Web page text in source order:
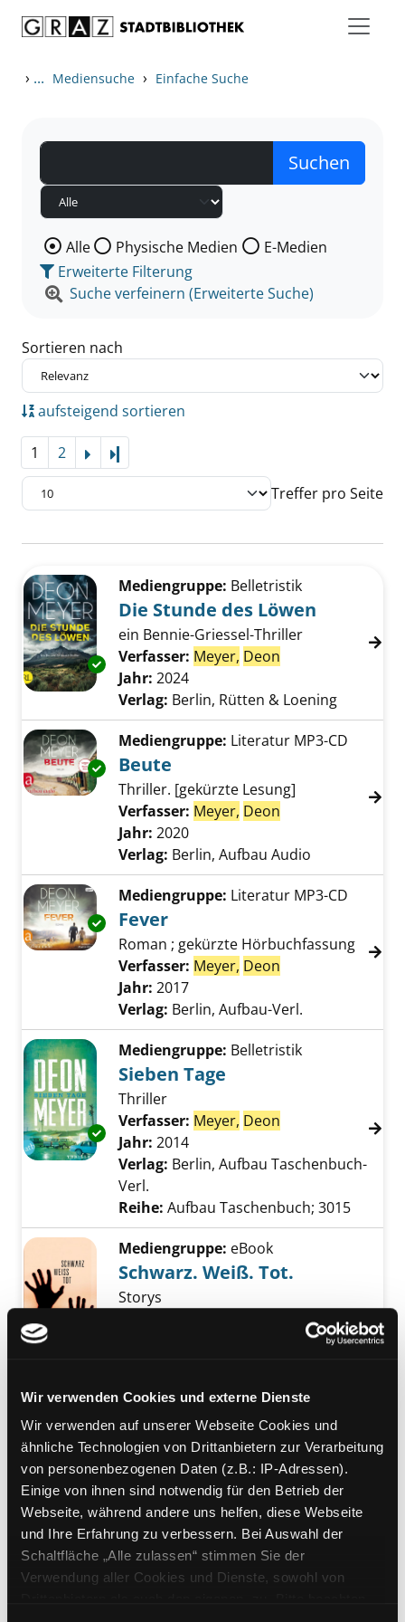
Wir verwenden Cookies und externe Dienste
Wir verwenden auf unserer Webseite Cookies und
ähnliche Technologien von Drittanbietern zur Verarbeitung
von personenbezogenen Daten (z.B.: IP-Adressen).
Einige von ihnen sind notwendig für den Betrieb der
Webseite, während andere uns helfen, diese Webseite
und Ihre Erfahrung zu verbessern. Bei Auswahl der
Schaltfläche „Alle zulassen“ stimmen Sie der
Verwendung aller Cookies und Dienste, sowohl von
› ... Mediensuche › Einfache Suche
Wählen Sie die Medienart nach der Sie suchen wollen.
Alle Physische Medien
E-Medien
Erweiterte Filterung
Suche verfeinern (Erweiterte Suche)
Sortieren nach
aufsteigend sortieren
1 2
Treffer pro Seite
Zu den Suchfiltern springen
Exemplar-Details von Die Stunde des Löwen
Mediengruppe: Belletristik
Die Stunde des Löwen
ein Bennie-Griessel-Thriller
Verfasser: Meyer, Deon
Jahr: 2024
Verlag: Berlin, Rütten & Loening
Exemplar-Details von Beute anzeigen
Mediengruppe: Literatur MP3-CD
Beute
Thriller. [gekürzte Lesung]
Verfasser: Meyer, Deon
Jahr: 2020
Verlag: Berlin, Aufbau Audio
Exemplar-Details von Fever anzeigen
Mediengruppe: Literatur MP3-CD
Fever
Roman ; gekürzte Hörbuchfassung
Verfasser: Meyer, Deon
Jahr: 2017
Verlag: Berlin, Aufbau-Verl.
Exemplar-Details von Sieben Tage anzeigen
Mediengruppe: Belletristik
Sieben Tage
Thriller
Verfasser: Meyer, Deon Suche nach
Jahr: 2014
Verlag: Berlin, Aufbau Taschenbuch-
Verl.
Reihe: Aufbau Taschenbuch; 3015
Mediengruppe: eBook
Schwarz. Weiß. Tot.
Storys
Suche nach
Mediengruppe:eBook
Dreizehn Stunden
Thriller
Verfasser:Meyer, DeonSuche nach
Jahr:2010 Verlag:Aufbau
Vorbestellbar:Ja Nein
Voraussichtlich entliehen bis: